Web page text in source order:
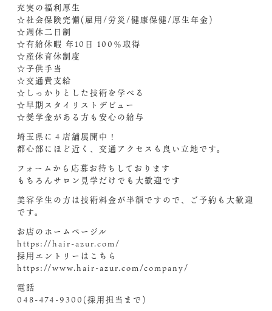
充実の福利厚生
☆社会保険完備(雇用/労災/健康保健/厚生年金)
☆週休二日制
☆有給休暇 年10日 100％取得
☆産休育休制度
☆子供手当
☆交通費支給
☆しっかりとした技術を学べる
☆早期スタイリストデビュー
☆奨学金がある方も安心の給与
埼玉県に４店舗展開中！
都心部にほど近く、交通アクセスも良い立地です。
フォームから応募お待ちしております
もちろんサロン見学だけでも大歓迎です
美容学生の方は技術料金が半額ですので、ご予約も大歓迎
です。
お店のホームページル
https://hair-azur.com/
採用エントリーはこちら
https://www.hair-azur.com/company/
電話
048-474-9300(採用担当まで)